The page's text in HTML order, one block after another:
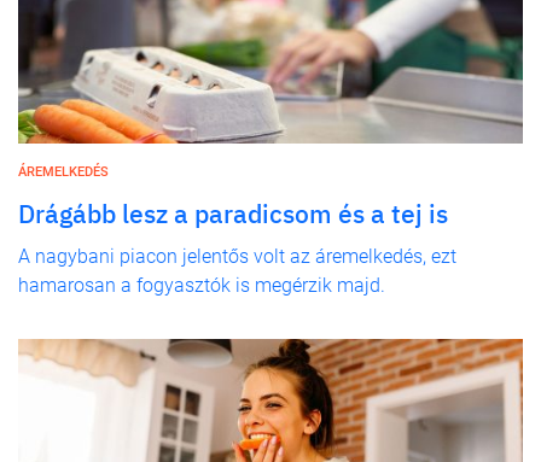
ÁREMELKEDÉS
Drágább lesz a paradicsom és a tej is
A nagybani piacon jelentős volt az áremelkedés, ezt
hamarosan a fogyasztók is megérzik majd.